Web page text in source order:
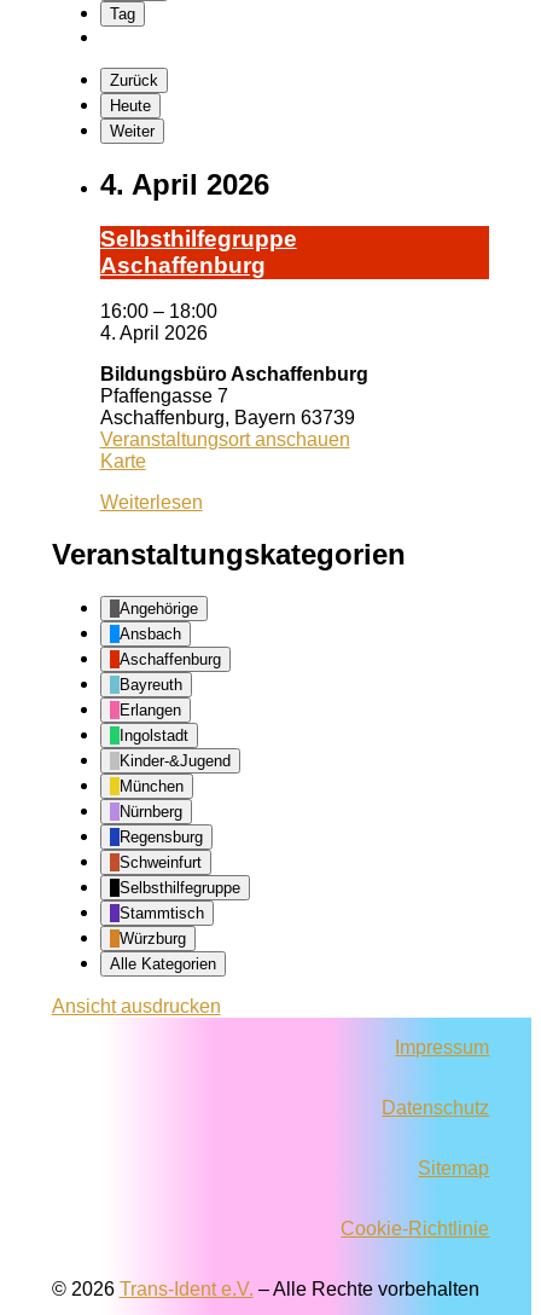
Tag
Zurück
Heute
Weiter
4. April 2026
Selbst­hil­fe­grup­pe
A­schaf­fen­burg
16:00 – 18:00
4. April 2026
Bildungsbüro Aschaffenburg
Pfaffengasse 7
Aschaffenburg, Bayern 63739
Veranstaltungsort anschauen
KarteBildungsbüro
Weiterlesen
Veranstaltungskategorien
Angehörige
Ansbach
Aschaffenburg
Bayreuth
Erlangen
Ingolstadt
Kinder-&Jugend
München
Nürnberg
Regensburg
Schweinfurt
Selbsthilfegruppe
Stammtisch
Würzburg
Alle Kategorien
Ansichtausdrucken
Impressum
Datenschutz
Sitemap
Cookie-Richtlinie
© 2026 Trans-Ident e.V. – Alle Rechte vorbehalten